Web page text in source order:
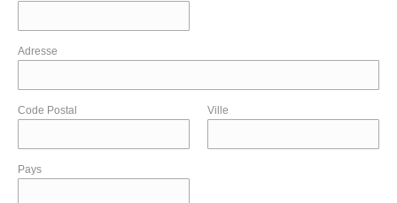
Adresse
Code Postal Ville
Pays